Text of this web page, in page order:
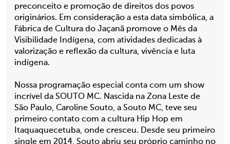
preconceito e promoção de direitos dos povos
originários. Em consideração a esta data simbólica, a
Fábrica de Cultura do Jaçanã promove o Mês da
Visibilidade Indígena, com atividades dedicadas à
valorização e reflexão da cultura, vivência e luta
indígena.
Nossa programação especial conta com um show
incrível da SOUTO MC. Nascida na Zona Leste de
São Paulo, Caroline Souto, a Souto MC, teve seu
primeiro contato com a cultura Hip Hop em
Itaquaquecetuba, onde cresceu. Desde seu primeiro
single em 2014, Souto abriu seu próprio caminho no